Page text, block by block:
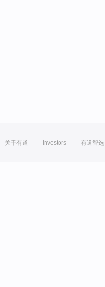
关于有道 Investors 有道智选